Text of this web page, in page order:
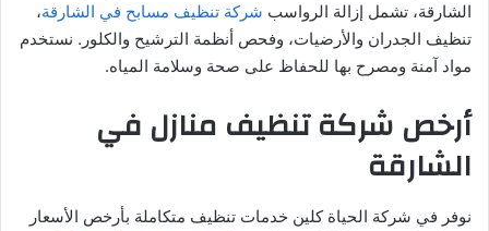
الشارقة، تشمل إزالة الرواسب شركة تنظيف مسابح في الشارقة،
تنظيف الجدران والأرضيات، وفحص أنظمة الترشيح والكلور. نستخدم
مواد آمنة ومصرح بها للحفاظ على صحة وسلامة المياه.
أرخص شركة تنظيف منازل في
الشارقة
نوفر في شركة الحياة كلين خدمات تنظيف متكاملة بأرخص الأسعار